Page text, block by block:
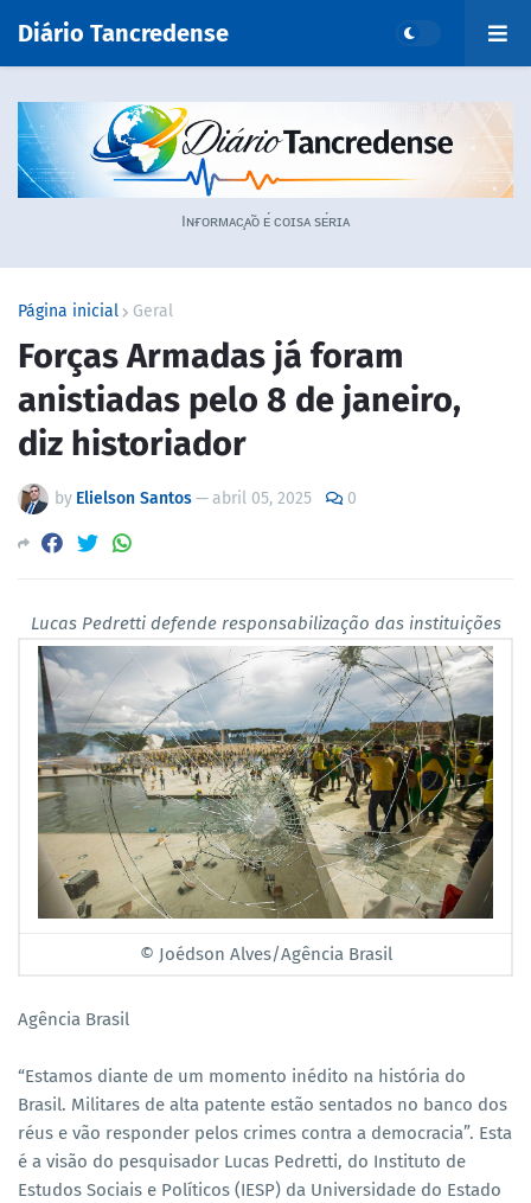
Diário Tancredense
Iɴғᴏʀᴍᴀᴄ̧ᴀ̃ᴏ ᴇ́ ᴄᴏɪsᴀ sᴇ́ʀɪᴀ
Página inicial Geral
Forças Armadas já foram
anistiadas pelo 8 de janeiro,
diz historiador
by Elielson Santos—abril 05, 2025 0
Lucas Pedretti defende responsabilização das instituições
© Joédson Alves/Agência Brasil
Agência Brasil
“Estamos diante de um momento inédito na história do
Brasil. Militares de alta patente estão sentados no banco dos
réus e vão responder pelos crimes contra a democracia”. Esta
é a visão do pesquisador Lucas Pedretti, do Instituto de
Estudos Sociais e Políticos (IESP) da Universidade do Estado